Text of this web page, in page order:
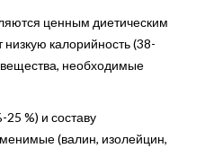
ценным диетическим
низкую калорийность (38-
необходимые
%) и составу
(валин, изолейцин,